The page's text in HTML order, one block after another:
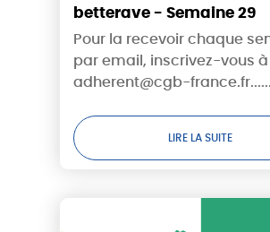
betterave - Semaine 29
Pour la recevoir chaque
par email, inscrivez-vous
adherent@cgb-
LIRE LA SUITE